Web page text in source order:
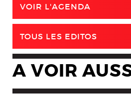
VOIR L'AGENDA
TOUS LES EDITOS
A VOIR